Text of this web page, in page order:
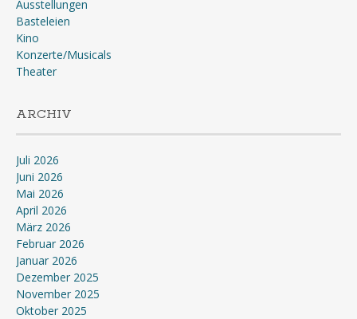
Ausstellungen
Basteleien
Kino
Konzerte/Musicals
Theater
ARCHIV
Juli 2026
Juni 2026
Mai 2026
April 2026
März 2026
Februar 2026
Januar 2026
Dezember 2025
November 2025
Oktober 2025